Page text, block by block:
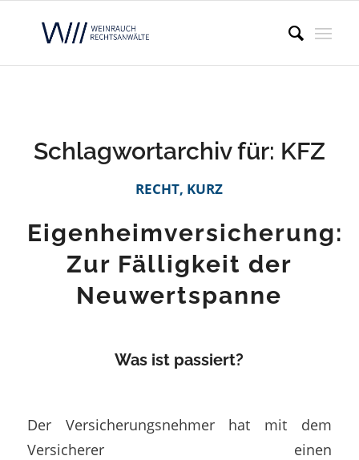
Schlagwortarchiv für: KFZ
RECHT, KURZ
Eigenheimversicherung:
Zur Fälligkeit der
Neuwertspanne
Was ist passiert?
Der Versicherungsnehmer hat mit dem
Versicherer einen